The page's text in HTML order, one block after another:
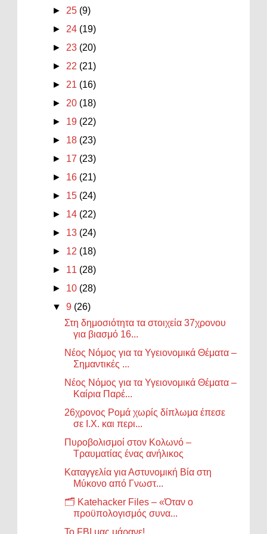
► 25 (9)
► 24 (19)
► 23 (20)
► 22 (21)
► 21 (16)
► 20 (18)
► 19 (22)
► 18 (23)
► 17 (23)
► 16 (21)
► 15 (24)
► 14 (22)
► 13 (24)
► 12 (18)
► 11 (28)
► 10 (28)
▼9 (26)
Στη δημοσιότητα τα στοιχεία 37χρονου
για βιασμό 16...
Νέος Νόμος για τα Υγειονομικά Θέματα –
Σημαντικές ...
Νέος Νόμος για τα Υγειονομικά Θέματα –
Καίρια Παρέ...
26χρονος Ρομά χωρίς δίπλωμα έπεσε
σε Ι.Χ. και περι...
Πυροβολισμοί στον Κολωνό –
Τραυματίας ένας ανήλικος
Καταγγελία για Αστυνομική Βία στη
Μύκονο από Γνωστ...
🗂️ Katehacker Files – «Όταν ο
προϋπολογισμός συνα...
Το FBI μας μάρανε!